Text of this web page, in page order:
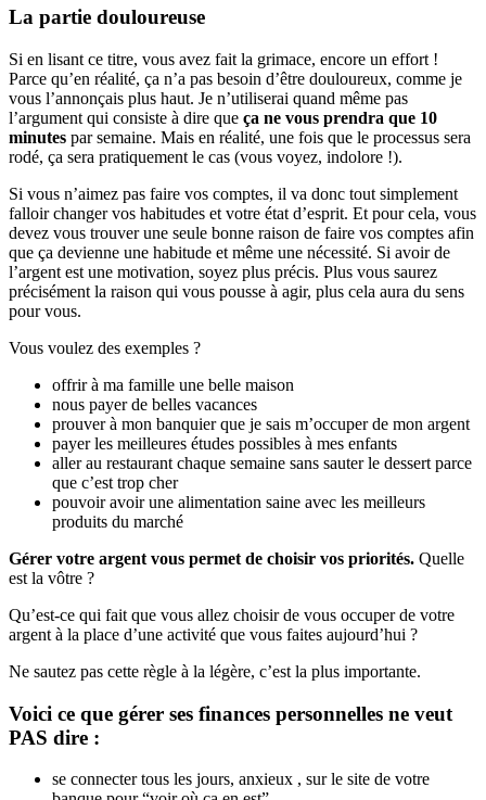
La partie douloureuse
Si en lisant ce titre, vous avez fait la grimace, encore un effort !
Parce qu’en réalité, ça n’a pas besoin d’être douloureux, comme je
vous l’annonçais plus haut. Je n’utiliserai quand même pas
l’argument qui consiste à dire que ça ne vous prendra que 10
minutes par semaine. Mais en réalité, une fois que le processus sera
rodé, ça sera pratiquement le cas (vous voyez, indolore !).
Si vous n’aimez pas faire vos comptes, il va donc tout simplement
falloir changer vos habitudes et votre état d’esprit. Et pour cela, vous
devez vous trouver une seule bonne raison de faire vos comptes afin
que ça devienne une habitude et même une nécessité. Si avoir de
l’argent est une motivation, soyez plus précis. Plus vous saurez
précisément la raison qui vous pousse à agir, plus cela aura du sens
pour vous.
Vous voulez des exemples ?
offrir à ma famille une belle maison
nous payer de belles vacances
prouver à mon banquier que je sais m’occuper de mon argent
payer les meilleures études possibles à mes enfants
aller au restaurant chaque semaine sans sauter le dessert parce
que c’est trop cher
pouvoir avoir une alimentation saine avec les meilleurs
produits du marché
Gérer votre argent vous permet de choisir vos priorités. Quelle
est la vôtre ?
Qu’est-ce qui fait que vous allez choisir de vous occuper de votre
argent à la place d’une activité que vous faites aujourd’hui ?
Ne sautez pas cette règle à la légère, c’est la plus importante.
Voici ce que gérer ses finances personnelles ne veut
PAS dire :
se connecter tous les jours, anxieux , sur le site de votre